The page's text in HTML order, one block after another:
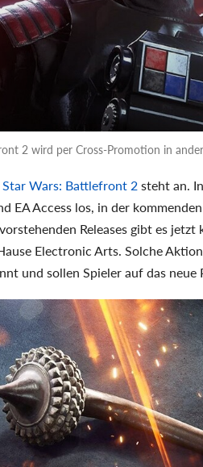
2 wird per Cross-Promotion in
Star Wars: Battlefront 2steht an.
EA Access los, in der
Releases gibt es
Electronic Arts. Solche
und sollen Spieler auf das